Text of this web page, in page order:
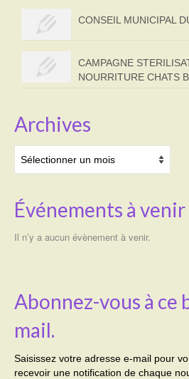
CONSEIL MUNICIPAL
CAMPAGNE
NOURRITURE CHATS
Archives
Événements à venir
Il n’y a aucun évènement à venir.
Abonnez-vous à ce
mail.
Saisissez votre adresse e-mail pour
recevoir une notification de chaque